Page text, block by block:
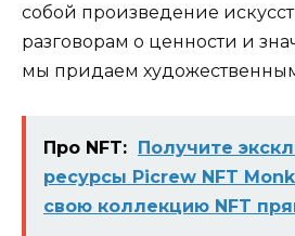
собой произведение
разговорам о ценности и
мы придаем
Про NFT: Получите
ресурсы Picrew NFT
свою коллекцию NFT